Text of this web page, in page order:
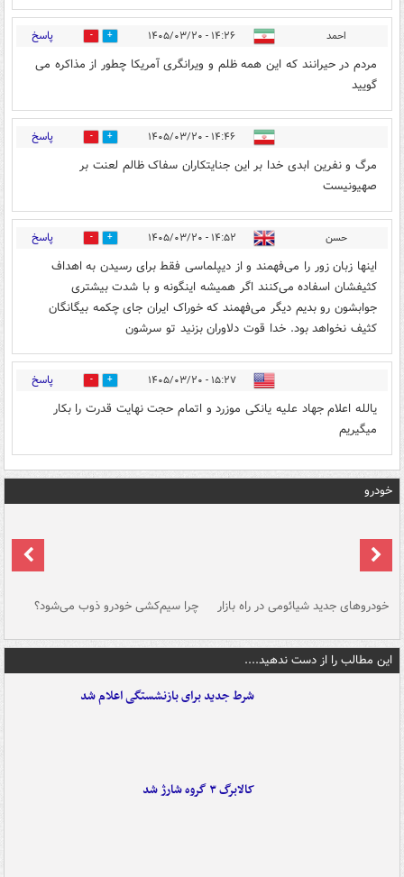
احمد ۱۴:۲۶ - ۱۴۰۵/۰۳/۲۰ 0 پاسخ
مردم در حیرانند که این همه ظلم و ویرانگری آمریکا چطور از مذاکره می
گویید
۱۴:۴۶ - ۱۴۰۵/۰۳/۲۰ 0 پاسخ
مرگ‌ و نفرین ابدی خدا بر این جنایتکاران سفاک ظالم لعنت بر
صهیونیست
حسن ۱۴:۵۲ - ۱۴۰۵/۰۳/۲۰ 0 پاسخ
اینها زبان زور را می‌فهمند و از دیپلماسی فقط برای رسیدن به اهداف
کثیفشان اسفاده می‌کنند اگر همیشه اینگونه و با شدت بیشتری
جوابشون رو بدیم دیگر می‌فهمند که خوراک ایران جای چکمه بیگانگان
کثیف نخواهد بود. خدا قوت دلاوران بزنید تو سرشون
۱۵:۲۷ - ۱۴۰۵/۰۳/۲۰ 0 پاسخ
یالله اعلام جهاد علیه یانکی موزرد و اتمام حجت نهایت قدرت را بکار
میگیریم
خودرو
خودروهای جدید شیائومی در راه بازار چرا سیم‌کشی خودرو ذوب می‌شود؟
این مطالب را از دست ندهید....
شرط جدید برای بازنشستگی اعلام شد
کالابرگ ۳ گروه شارژ شد